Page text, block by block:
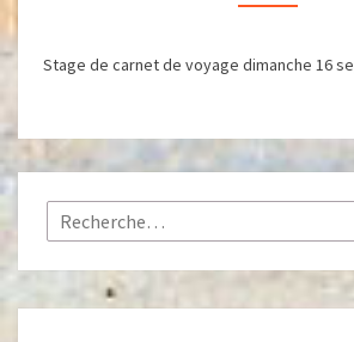
Stage de carnet de voyage dimanche 16
Rechercher :